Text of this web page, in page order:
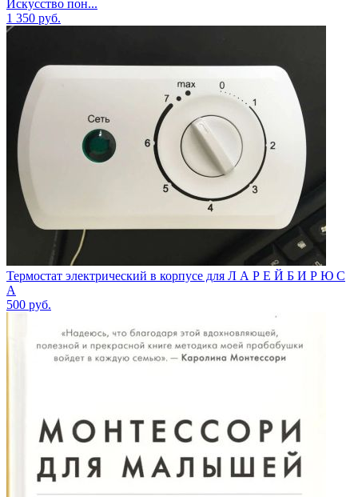
Искусство пон...
1 350 руб.
Термостат электрический в корпусе для Л А Р Е Й Б И Р Ю С
А
500 руб.